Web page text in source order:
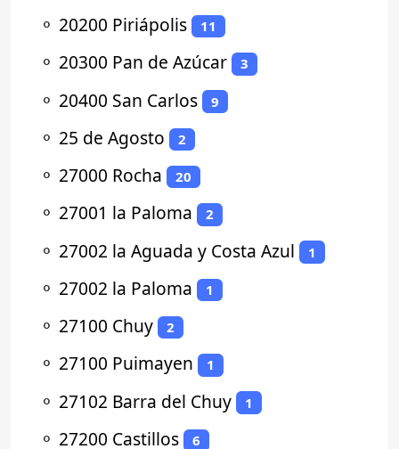
⚬ 20200 Piriápolis 11
⚬ 20300 Pan de Azúcar 3
⚬ 20400 San Carlos 9
⚬ 25 de Agosto 2
⚬ 27000 Rocha 20
⚬ 27001 la Paloma 2
⚬ 27002 la Aguada y Costa Azul 1
⚬ 27002 la Paloma 1
⚬ 27100 Chuy 2
⚬ 27100 Puimayen 1
⚬ 27102 Barra del Chuy 1
⚬ 27200 Castillos 6